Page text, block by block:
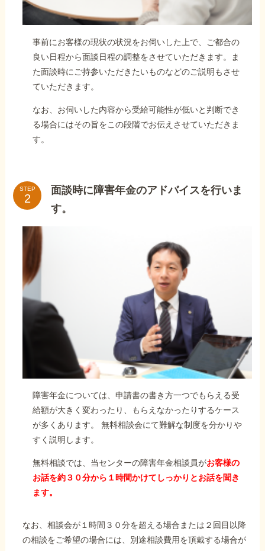
事前にお客様の現状の状況をお伺いした上で、ご都合の
良い日程から面談日程の調整をさせていただきます。ま
た面談時にご持参いただきたいものなどのご説明もさせ
ていただきます。
なお、お伺いした内容から受給可能性が低いと判断でき
る場合にはその旨をこの段階でお伝えさせていただきま
す。
STEP
面談時に障害年金のアドバイスを行いま
す。
障害年金については、申請書の書き方一つでもらえる受
給額が大きく変わったり、もらえなかったりするケース
が多くあります。 無料相談会にて難解な制度を分かりや
すく説明します。
無料相談では、当センターの障害年金相談員がお客様の
お話を約３０分から１時間かけてしっかりとお話を聞き
ます。
なお、相談会が１時間３０分を超える場合または２回目以降
の相談をご希望の場合には、別途相談費用を頂戴する場合が